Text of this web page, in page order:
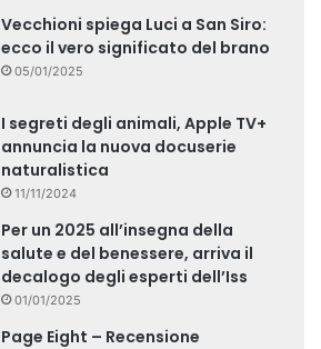
Vecchioni spiega Luci a San Siro:
ecco il vero significato del brano
05/01/2025
I segreti degli animali, Apple TV+
annuncia la nuova docuserie
naturalistica
11/11/2024
Per un 2025 all’insegna della
salute e del benessere, arriva il
decalogo degli esperti dell’Iss
01/01/2025
Page Eight – Recensione